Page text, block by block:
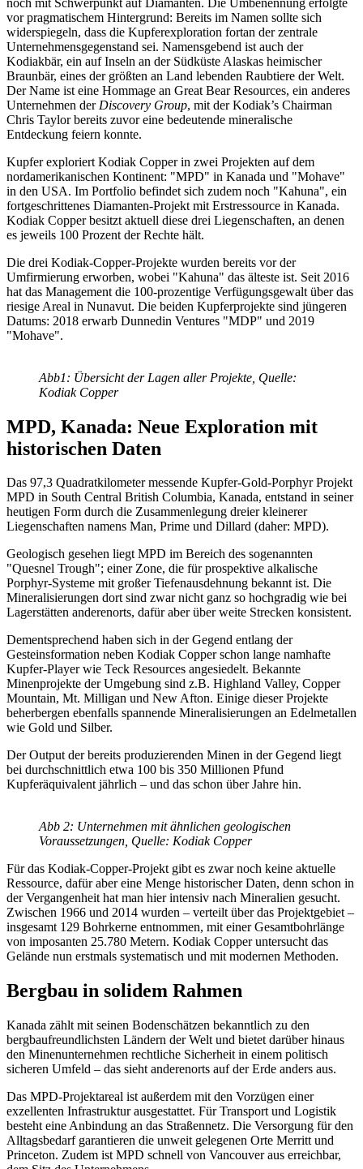
vor pragmatischem Hintergrund: Bereits im Namen sollte sich
widerspiegeln, dass die Kupferexploration fortan der zentrale
Unternehmensgegenstand sei. Namensgebend ist auch der
Kodiakbär, ein auf Inseln an der Südküste Alaskas heimischer
Braunbär, eines der größten an Land lebenden Raubtiere der Welt.
Der Name ist eine Hommage an Great Bear Resources, ein anderes
Unternehmen der Discovery Group, mit der Kodiak’s Chairman
Chris Taylor bereits zuvor eine bedeutende mineralische
Entdeckung feiern konnte.
Kupfer exploriert Kodiak Copper in zwei Projekten auf dem
nordamerikanischen Kontinent: "MPD" in Kanada und "Mohave"
in den USA. Im Portfolio befindet sich zudem noch "Kahuna", ein
fortgeschrittenes Diamanten-Projekt mit Erstressource in Kanada.
Kodiak Copper besitzt aktuell diese drei Liegenschaften, an denen
es jeweils 100 Prozent der Rechte hält.
Die drei Kodiak-Copper-Projekte wurden bereits vor der
Umfirmierung erworben, wobei "Kahuna" das älteste ist. Seit 2016
hat das Management die 100-prozentige Verfügungsgewalt über das
riesige Areal in Nunavut. Die beiden Kupferprojekte sind jüngeren
Datums: 2018 erwarb Dunnedin Ventures "MDP" und 2019
"Mohave".
Abb1: Übersicht der Lagen aller Projekte, Quelle:
Kodiak Copper
MPD, Kanada: Neue Exploration mit
historischen Daten
Das 97,3 Quadratkilometer messende Kupfer-Gold-Porphyr Projekt
MPD in South Central British Columbia, Kanada, entstand in seiner
heutigen Form durch die Zusammenlegung dreier kleinerer
Liegenschaften namens Man, Prime und Dillard (daher: MPD).
Geologisch gesehen liegt MPD im Bereich des sogenannten
"Quesnel Trough"; einer Zone, die für prospektive alkalische
Porphyr-Systeme mit großer Tiefenausdehnung bekannt ist. Die
Mineralisierungen dort sind zwar nicht ganz so hochgradig wie bei
Lagerstätten anderenorts, dafür aber über weite Strecken konsistent.
Dementsprechend haben sich in der Gegend entlang der
Gesteinsformation neben Kodiak Copper schon lange namhafte
Kupfer-Player wie Teck Resources angesiedelt. Bekannte
Minenprojekte der Umgebung sind z.B. Highland Valley, Copper
Mountain, Mt. Milligan und New Afton. Einige dieser Projekte
beherbergen ebenfalls spannende Mineralisierungen an Edelmetallen
wie Gold und Silber.
Der Output der bereits produzierenden Minen in der Gegend liegt
bei durchschnittlich etwa 100 bis 350 Millionen Pfund
Kupferäquivalent jährlich – und das schon über Jahre hin.
Abb 2: Unternehmen mit ähnlichen geologischen
Voraussetzungen, Quelle: Kodiak Copper
Für das Kodiak-Copper-Projekt gibt es zwar noch keine aktuelle
Ressource, dafür aber eine Menge historischer Daten, denn schon in
der Vergangenheit hat man hier intensiv nach Mineralien gesucht.
Zwischen 1966 und 2014 wurden – verteilt über das Projektgebiet –
insgesamt 129 Bohrkerne entnommen, mit einer Gesamtbohrlänge
von imposanten 25.780 Metern. Kodiak Copper untersucht das
Gelände nun erstmals systematisch und mit modernen Methoden.
Bergbau in solidem Rahmen
Kanada zählt mit seinen Bodenschätzen bekanntlich zu den
bergbaufreundlichsten Ländern der Welt und bietet darüber hinaus
den Minenunternehmen rechtliche Sicherheit in einem politisch
sicheren Umfeld – das sieht anderenorts auf der Erde anders aus.
Das MPD-Projektareal ist außerdem mit den Vorzügen einer
exzellenten Infrastruktur ausgestattet. Für Transport und Logistik
besteht eine Anbindung an das Straßennetz. Die Versorgung für den
Alltagsbedarf garantieren die unweit gelegenen Orte Merritt und
Princeton. Zudem ist MPD schnell von Vancouver aus erreichbar,